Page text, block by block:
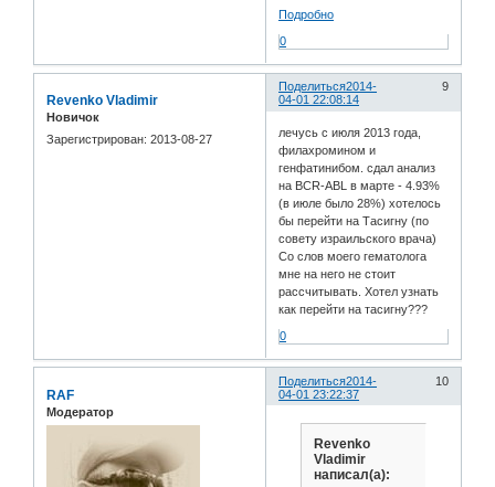
Подробно
0
Поделиться 9
2014-
04-01 22:08:14
Revenko Vladimir
Новичок
Зарегистрирован: 2013-08-27
лечусь с июля 2013 года,
филахромином и
генфатинибом. сдал анализ
на BCR-ABL в марте - 4.93%
(в июле было 28%) хотелось
бы перейти на Тасигну (по
совету израильского врача)
Со слов моего гематолога
мне на него не стоит
рассчитывать. Хотел узнать
как перейти на тасигну???
0
Поделиться 10
2014-
04-01 23:22:37
RAF
Модератор
Revenko
Vladimir
написал(а):